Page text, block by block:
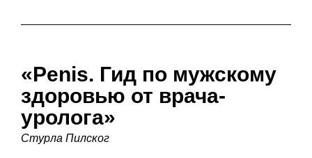
«Penis. Гид по мужскому
здоровью от врача-
уролога»
Стурла Пилског